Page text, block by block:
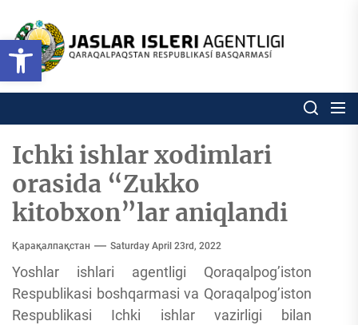
Open toolbar
content
Respublikası
basqarması
Ózbekstan jaslar isleri
Ichki ishlar xodimlari
orasida “Zukko
kitobxon”lar aniqlandi
Қарақалпақстан Saturday April 23rd, 2022
Yoshlar ishlari agentligi Qoraqalpog’iston
Respublikasi boshqarmasi va Qoraqalpog’iston
Respublikasi Ichki ishlar vazirligi bilan